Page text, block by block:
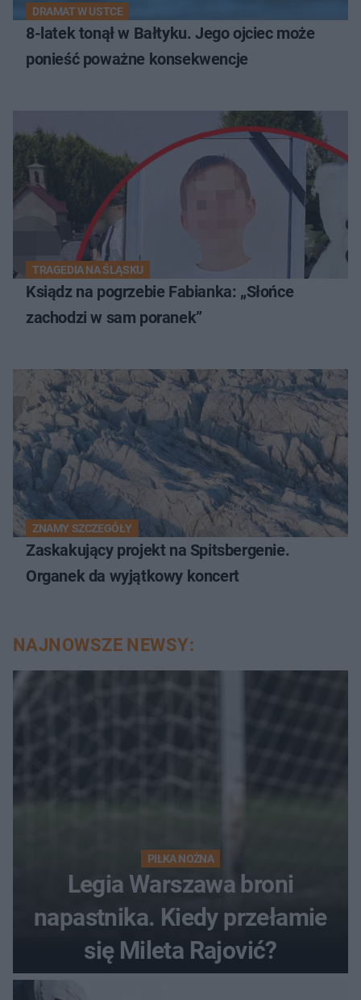
DRAMAT W USTCE
8-latek tonął w Bałtyku. Jego ojciec może
ponieść poważne konsekwencje
TRAGEDIA NA ŚLĄSKU
Ksiądz na pogrzebie Fabianka: „Słońce
zachodzi w sam poranek”
ZNAMY SZCZEGÓŁY
Zaskakujący projekt na Spitsbergenie.
Organek da wyjątkowy koncert
NAJNOWSZE NEWSY:
PIŁKA NOŻNA
Legia Warszawa broni
napastnika. Kiedy przełamie
się Mileta Rajović?